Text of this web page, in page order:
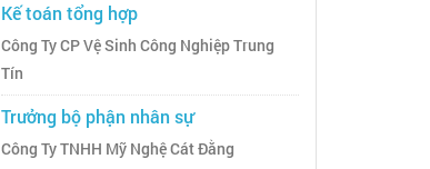
Kế toán tổng hợp
Công Ty CP Vệ Sinh Công Nghiệp Trung
Tín
Trưởng bộ phận nhân sự
Công Ty TNHH Mỹ Nghệ Cát Đằng